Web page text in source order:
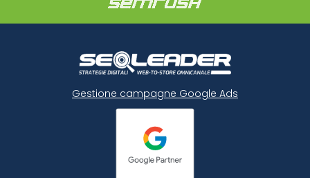
Gestione campagne Google Ads